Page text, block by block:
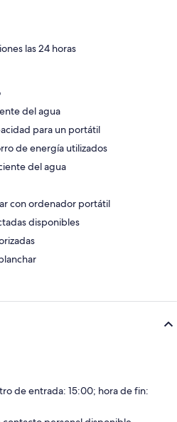
las 24 horas
del agua
para un portátil
de energía utilizados
del agua
con ordenador portátil
disponibles
de entrada: 15:00; hora de fin: